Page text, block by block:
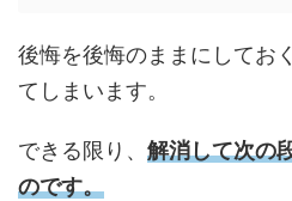
後悔を後悔のままにしてお
てしまいます。
できる限り、 解消して次の
のです。